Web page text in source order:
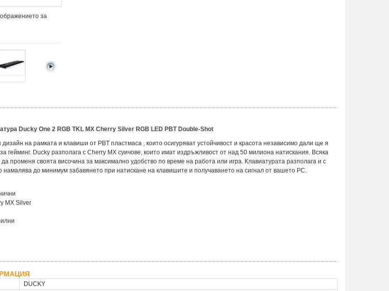
за
Ducky One 2 RGB TKL MX Cherry Silver RGB LED PBT Double-Shot
дизайн на рамката и клавиши от PBT пластмаса , които осигуряват устойчивост и красота независимо дали ще я
гейминг. Ducky разполага с Cherry MX суичове, които имат издръжливост от над 50 милиона натискания. Всяка
променя своята височина за максимално удобство по време на работа или игра. Клавиатурата разполага и с
намалява до минимум забавянето при натискане на клавишите и получаването на сигнал от вашето PC.
MX Silver
DUCKY